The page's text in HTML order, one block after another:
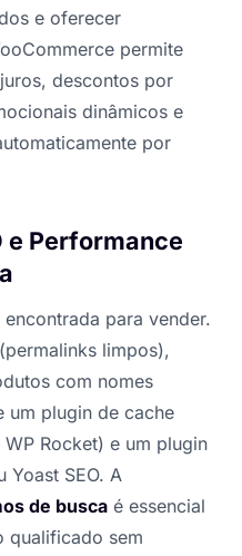
e oferecer
permite
descontos por
dinâmicos e
por
e Performance
para vender.
limpos),
com nomes
um plugin de cache
Rocket) e um plugin
Yoast SEO. A
de busca é essencial
qualificado sem